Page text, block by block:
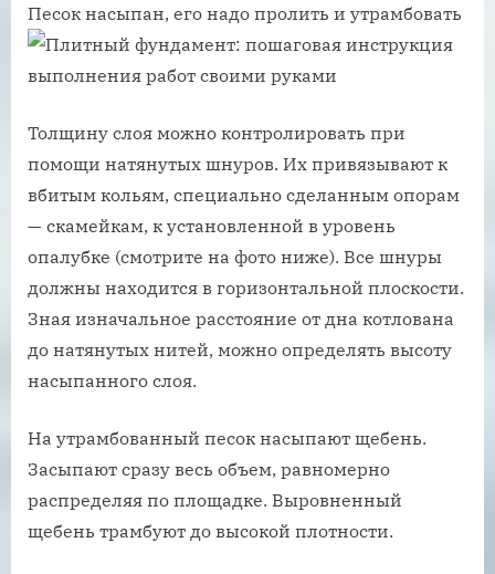
Песок насыпан, его надо пролить и утрамбовать
Толщину слоя можно контролировать при
помощи натянутых шнуров. Их привязывают к
вбитым кольям, специально сделанным опорам
— скамейкам, к установленной в уровень
опалубке (смотрите на фото ниже). Все шнуры
должны находится в горизонтальной плоскости.
Зная изначальное расстояние от дна котлована
до натянутых нитей, можно определять высоту
насыпанного слоя.
На утрамбованный песок насыпают щебень.
Засыпают сразу весь объем, равномерно
распределяя по площадке. Выровненный
щебень трамбуют до высокой плотности.